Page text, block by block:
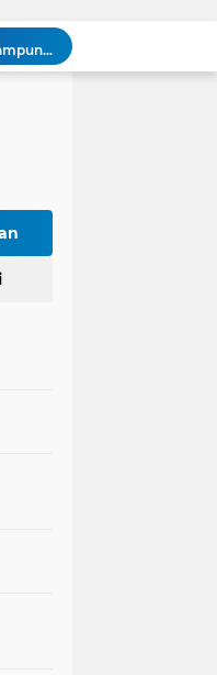
KEGIATA COFEE MORNING DAN SILATURAHMI POLSEK SADU BERSAMA MEDIA/LSM DI KECAMATAN SADU.
HUT Ke-5 PT. Detik Surya Indonesia Berlangsung Lancar dan Profesional, Perkuat Kompetensi Wartawan